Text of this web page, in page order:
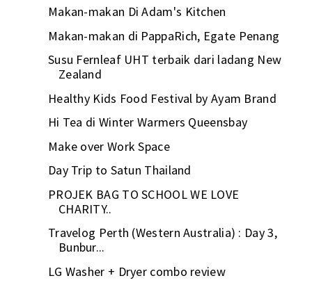
Makan-makan Di Adam's Kitchen
Makan-makan di PappaRich, Egate Penang
Susu Fernleaf UHT terbaik dari ladang New
Zealand
Healthy Kids Food Festival by Ayam Brand
Hi Tea di Winter Warmers Queensbay
Make over Work Space
Day Trip to Satun Thailand
PROJEK BAG TO SCHOOL WE LOVE
CHARITY..
Travelog Perth (Western Australia) : Day 3,
Bunbur...
LG Washer + Dryer combo review